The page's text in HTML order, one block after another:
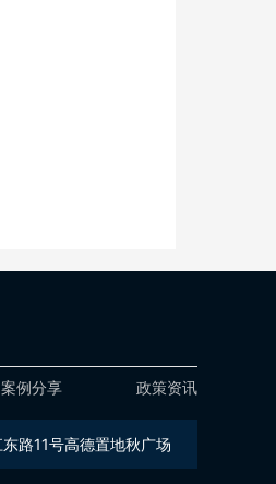
案例分享 政策资讯
路11号高德置地秋广场